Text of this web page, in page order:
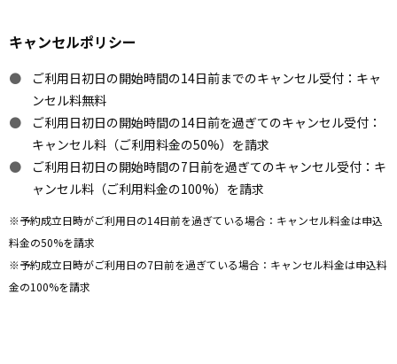
キャンセルポリシー
ご利用日初日の開始時間の14日前までのキャンセル受付：キャ
ンセル料無料
ご利用日初日の開始時間の14日前を過ぎてのキャンセル受付：
キャンセル料（ご利用料金の50%）を請求
ご利用日初日の開始時間の7日前を過ぎてのキャンセル受付：キ
ャンセル料（ご利用料金の100%）を請求
※予約成立日時がご利用日の14日前を過ぎている場合：キャンセル料金は申込
料金の50%を請求
※予約成立日時がご利用日の7日前を過ぎている場合：キャンセル料金は申込料
金の100%を請求